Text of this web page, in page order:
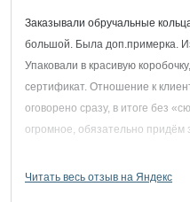
Заказывали обручальные
большой. Была доп.примерка.
Упаковали в красивую
сертификат. Отношение к
оговорено сразу, в итоге без
огромное, обязательно придём
Читать весь отзыв на Яндекс